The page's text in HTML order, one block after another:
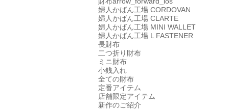
婦人かばん工場 CORDOVAN
婦人かばん工場 CLARTE
婦人かばん工場 MINI WALLET
婦人かばん工場 L FASTENER
長財布
二つ折り財布
ミニ財布
小銭入れ
全ての財布
定番アイテム
店舗限定アイテム
新作のご紹介